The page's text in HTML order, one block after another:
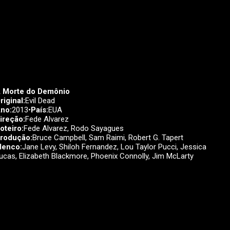
Morte do Demônio
Evil Dead
2013• País:EUA
Fede Alvarez
Fede Alvarez, Rodo Sayagues
Bruce Campbell, Sam Raimi, Robert G. Tapert
Jane Levy, Shiloh Fernandez, Lou Taylor Pucci, Jessica
Elizabeth Blackmore, Phoenix Connolly, Jim McLarty